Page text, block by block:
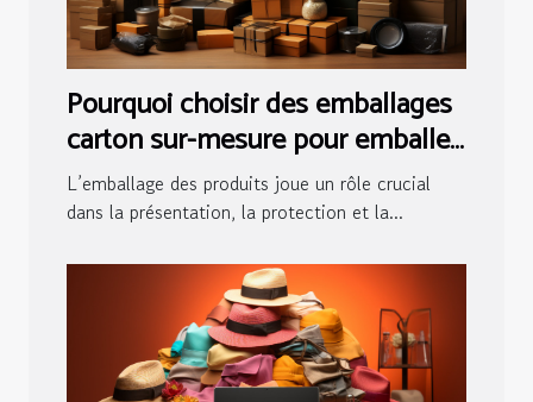
Pourquoi choisir des emballages
carton sur-mesure pour emballer
vos produits ?
L’emballage des produits joue un rôle crucial
dans la présentation, la protection et la...